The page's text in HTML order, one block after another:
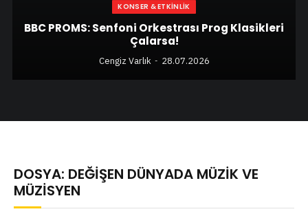
KONSER & ETKINLIK
BBC PROMS: Senfoni Orkestrası Prog Klasikleri
Çalarsa!
Cengiz Varlık 28.07.2026
DOSYA: DEĞIŞEN DÜNYADA MÜZIK VE
MÜZISYEN